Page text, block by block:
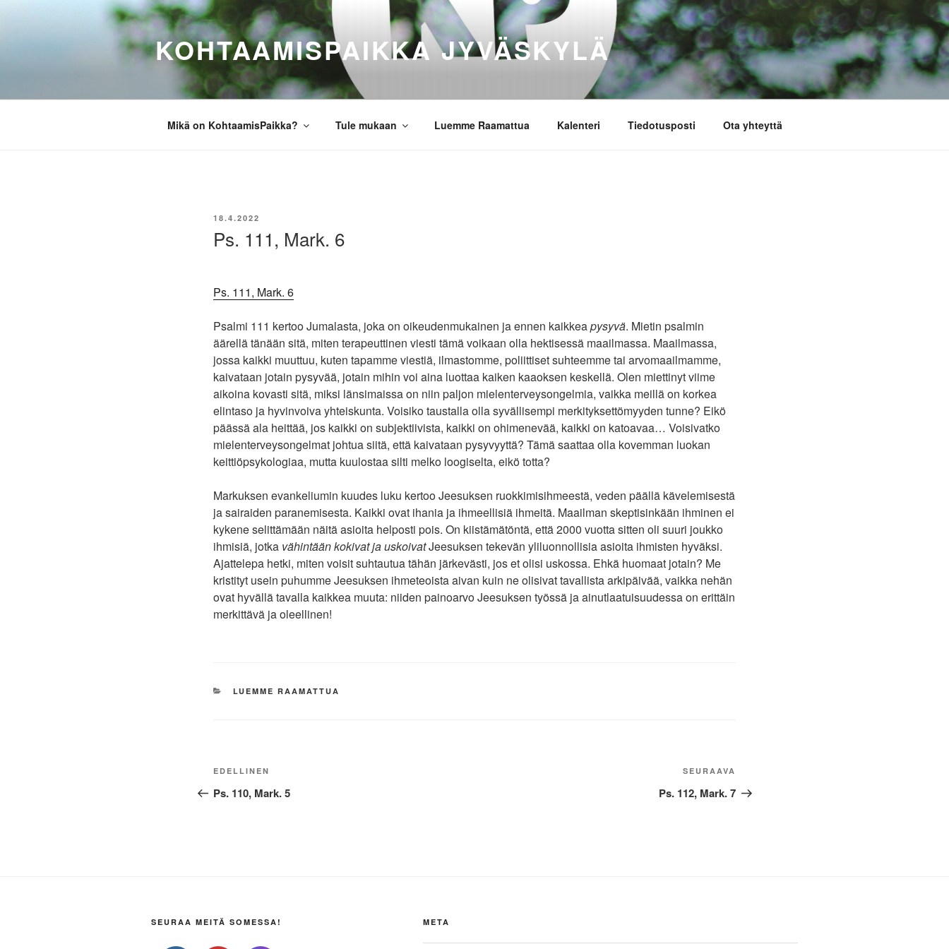
KOHTAAMISPAIKKA JYVÄSKYLÄ
Mikä on KohtaamisPaikka? Tule mukaan Luemme Raamattua Kalenteri Tiedotusposti Ota yhteyttä
JULKAISTU
18.4.2022
Ps. 111, Mark. 6
Ps. 111, Mark. 6
Psalmi 111 kertoo Jumalasta, joka on oikeudenmukainen ja ennen kaikkeapysyvä. Mietin psalmin
äärellä tänään sitä, miten terapeuttinen viesti tämä voikaan olla hektisessä maailmassa. Maailmassa,
jossa kaikki muuttuu, kuten tapamme viestiä, ilmastomme, poliittiset suhteemme tai arvomaailmamme,
kaivataan jotain pysyvää, jotain mihin voi aina luottaa kaiken kaaoksen keskellä. Olen miettinyt viime
aikoina kovasti sitä, miksi länsimaissa on niin paljon mielenterveysongelmia, vaikka meillä on korkea
elintaso ja hyvinvoiva yhteiskunta. Voisiko taustalla olla syvällisempi merkityksettömyyden tunne? Eikö
päässä ala heittää, jos kaikki on subjektiivista, kaikki on ohimenevää, kaikki on katoavaa… Voisivatko
mielenterveysongelmat johtua siitä, että kaivataan pysyvyyttä? Tämä saattaa olla kovemman luokan
keittiöpsykologiaa, mutta kuulostaa silti melko loogiselta, eikö totta?
Markuksen evankeliumin kuudes luku kertoo Jeesuksen ruokkimisihmeestä, veden päällä kävelemisestä
ja sairaiden paranemisesta. Kaikki ovat ihania ja ihmeellisiä ihmeitä. Maailman skeptisinkään ihminen ei
kykene selittämään näitä asioita helposti pois. On kiistämätöntä, että 2000 vuotta sitten oli suuri joukko
ihmisiä, jotka vähintään kokivat ja uskoivatJeesuksen tekevän yliluonnollisia asioita ihmisten hyväksi.
Ajattelepa hetki, miten voisit suhtautua tähän järkevästi, jos et olisi uskossa. Ehkä huomaat jotain? Me
kristityt usein puhumme Jeesuksen ihmeteoista aivan kuin ne olisivat tavallista arkipäivää, vaikka nehän
ovat hyvällä tavalla kaikkea muuta: niiden painoarvo Jeesuksen työssä ja ainutlaatuisuudessa on erittäin
merkittävä ja oleellinen!
KATEGORIAT
LUEMME RAAMATTUA
Artikkelien
selaus
Edellinen
artikkeli
EDELLINEN
Ps. 110, Mark. 5
artikkeli
SEURAAVA
Ps. 112, Mark. 7
SEURAA MEITÄ SOMESSA! META